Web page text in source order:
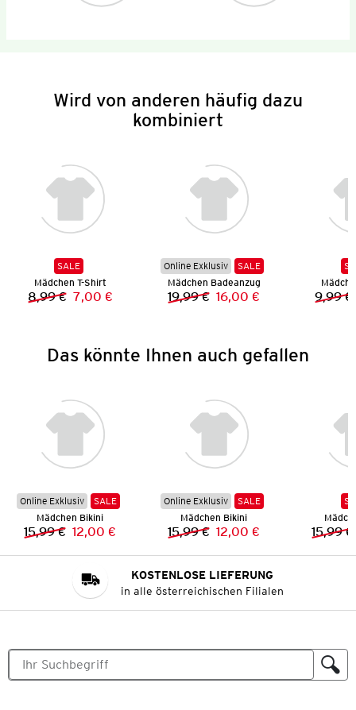
Wird von anderen häufig dazu
kombiniert
SALE
Mädchen T-Shirt
Vorheriger Preis:
8,99 € Neuer Preis:
7,00 €
Online Exklusiv
SALE
Mädchen Badeanzug
Vorheriger Preis:
19,99 € Neuer Preis:
16,00 € 9,99 €
Das könnte Ihnen auch gefallen
Online Exklusiv
SALE
Mädchen Bikini
Vorheriger Preis:
15,99 € Neuer Preis:
12,00 €
Online Exklusiv
SALE
Mädchen Bikini
Vorheriger Preis:
15,99 € Neuer Preis:
12,00 € 15,99 €
KOSTENLOSE LIEFERUNG
in alle österreichischen Filialen